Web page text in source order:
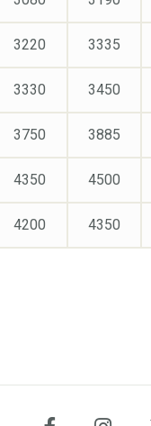
3220
3330
3750
4350
4200
3335
3450
3885
4500
4350